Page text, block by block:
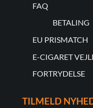
FAQ
BETALING
EU PRISMATCH
E-CIGARET
FORTRYDELSE
TILMELD